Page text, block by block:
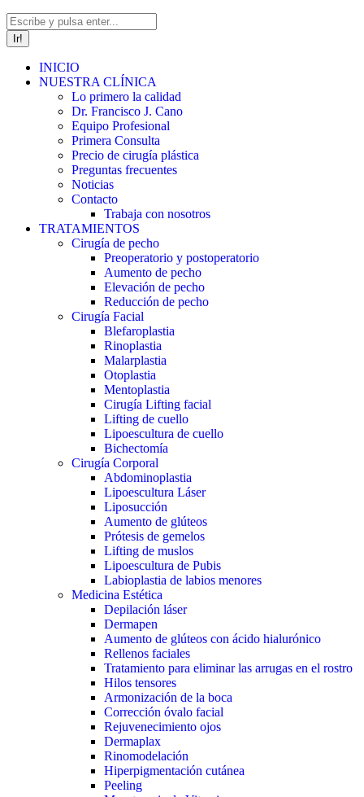
Buscar:
INICIO
NUESTRA CLÍNICA
Lo primero la calidad
Dr. Francisco J. Cano
Equipo Profesional
Primera Consulta
Precio de cirugía plástica
Preguntas frecuentes
Noticias
Contacto
Trabaja con nosotros
TRATAMIENTOS
Cirugía de pecho
Preoperatorio y postoperatorio
Aumento de pecho
Elevación de pecho
Reducción de pecho
Cirugía Facial
Blefaroplastia
Rinoplastia
Malarplastia
Otoplastia
Mentoplastia
Cirugía Lifting facial
Lifting de cuello
Lipoescultura de cuello
Bichectomía
Cirugía Corporal
Abdominoplastia
Lipoescultura Láser
Liposucción
Aumento de glúteos
Prótesis de gemelos
Lifting de muslos
Lipoescultura de Pubis
Labioplastia de labios menores
Medicina Estética
Depilación láser
Dermapen
Aumento de glúteos con ácido hialurónico
Rellenos faciales
Tratamiento para eliminar las arrugas en el rostro
Hilos tensores
Armonización de la boca
Corrección óvalo facial
Rejuvenecimiento ojos
Dermaplax
Rinomodelación
Hiperpigmentación cutánea
Peeling